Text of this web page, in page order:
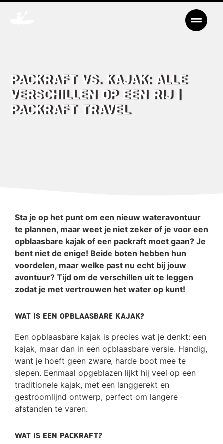
Packraft vs. Kajak: alle
verschillen op een rij |
Packraft Travel
Sta je op het punt om een nieuw wateravontuur
te plannen, maar weet je niet zeker of je voor een
opblaasbare kajak of een packraft moet gaan? Je
bent niet de enige! Beide boten hebben hun
voordelen, maar welke past nu echt bij jouw
avontuur? Tijd om de verschillen uit te leggen
zodat je met vertrouwen het water op kunt!
Wat is een opblaasbare kajak?
Een opblaasbare kajak is precies wat je denkt: een
kajak, maar dan in een opblaasbare versie. Handig,
want je hoeft geen zware, harde boot mee te
slepen. Eenmaal opgeblazen lijkt hij veel op een
traditionele kajak, met een langgerekt en
gestroomlijnd ontwerp, perfect om langere
afstanden te varen.
Wat is een packraft?